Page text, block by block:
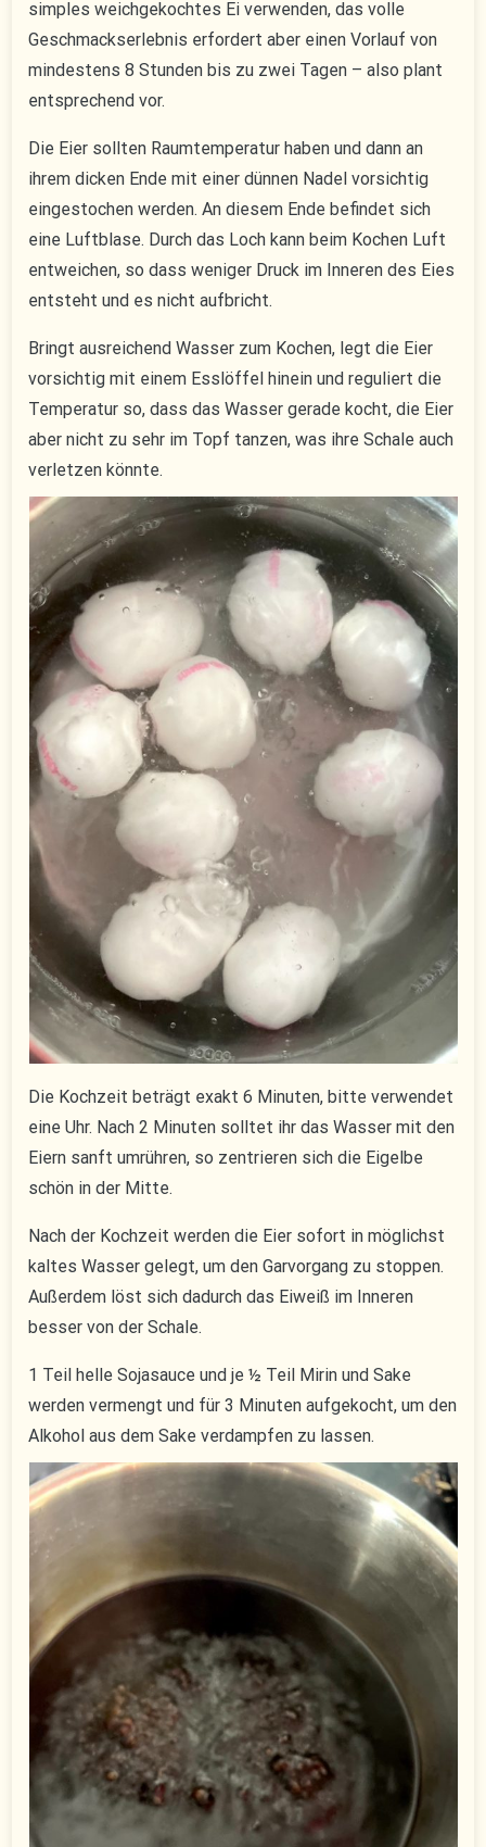
simples weichgekochtes Ei verwenden, das volle
Geschmackserlebnis erfordert aber einen Vorlauf von
mindestens 8 Stunden bis zu zwei Tagen – also plant
entsprechend vor.
Die Eier sollten Raumtemperatur haben und dann an
ihrem dicken Ende mit einer dünnen Nadel vorsichtig
eingestochen werden. An diesem Ende befindet sich
eine Luftblase. Durch das Loch kann beim Kochen Luft
entweichen, so dass weniger Druck im Inneren des Eies
entsteht und es nicht aufbricht.
Bringt ausreichend Wasser zum Kochen, legt die Eier
vorsichtig mit einem Esslöffel hinein und reguliert die
Temperatur so, dass das Wasser gerade kocht, die Eier
aber nicht zu sehr im Topf tanzen, was ihre Schale auch
verletzen könnte.
Die Kochzeit beträgt exakt 6 Minuten, bitte verwendet
eine Uhr. Nach 2 Minuten solltet ihr das Wasser mit den
Eiern sanft umrühren, so zentrieren sich die Eigelbe
schön in der Mitte.
Nach der Kochzeit werden die Eier sofort in möglichst
kaltes Wasser gelegt, um den Garvorgang zu stoppen.
Außerdem löst sich dadurch das Eiweiß im Inneren
besser von der Schale.
1 Teil helle Sojasauce und je ½ Teil Mirin und Sake
werden vermengt und für 3 Minuten aufgekocht, um den
Alkohol aus dem Sake verdampfen zu lassen.